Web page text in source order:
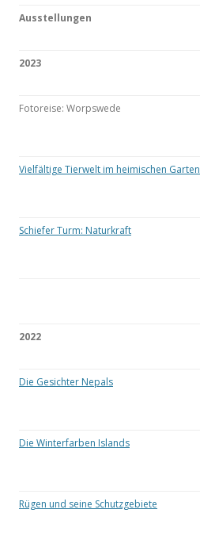
Ausstellungen
2023
Fotoreise: Worpswede
Vielfältige Tierwelt im heimischen Garten
Schiefer Turm: Naturkraft
2022
Die Gesichter Nepals
Die Winterfarben Islands
Rügen und seine Schutzgebiete